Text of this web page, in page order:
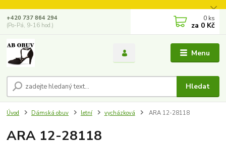
Menu
Hledat
+420 737 864 294
(Po-Pá, 9-16 hod.)
0 ks
za 0 Kč
Úvod Dámská obuv letní vycházková ARA 12-28118
ARA 12-28118